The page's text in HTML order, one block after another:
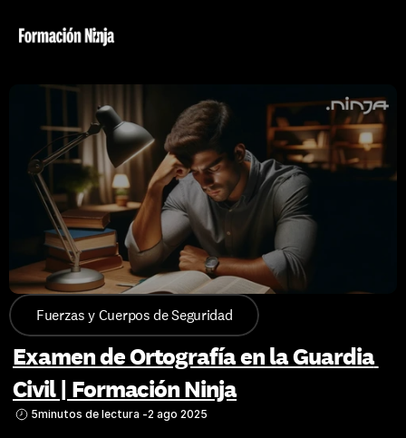
Fuerzas y Cuerpos de Seguridad
Examen de Ortografía en la Guardia
Civil | Formación Ninja
5minutos de lectura -2 ago 2025